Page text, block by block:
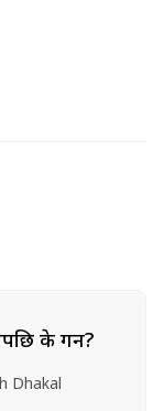
के गर्ने?
Dhakal